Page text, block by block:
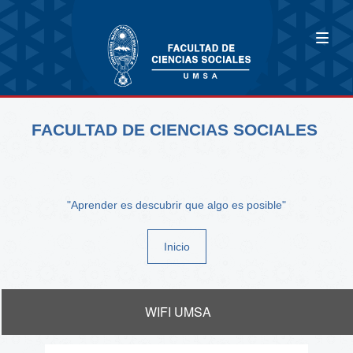
FACULTAD DE CIENCIAS SOCIALES
"Aprender es descubrir que algo es posible"
Inicio
WIFI UMSA